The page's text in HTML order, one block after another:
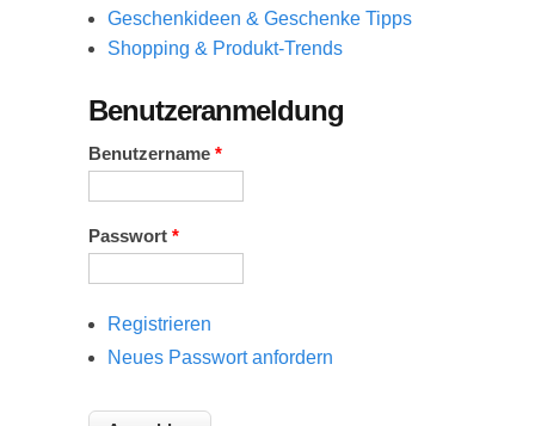
Geschenkideen & Geschenke Tipps
Shopping & Produkt-Trends
Benutzeranmeldung
Benutzername *
Passwort *
Registrieren
Neues Passwort anfordern